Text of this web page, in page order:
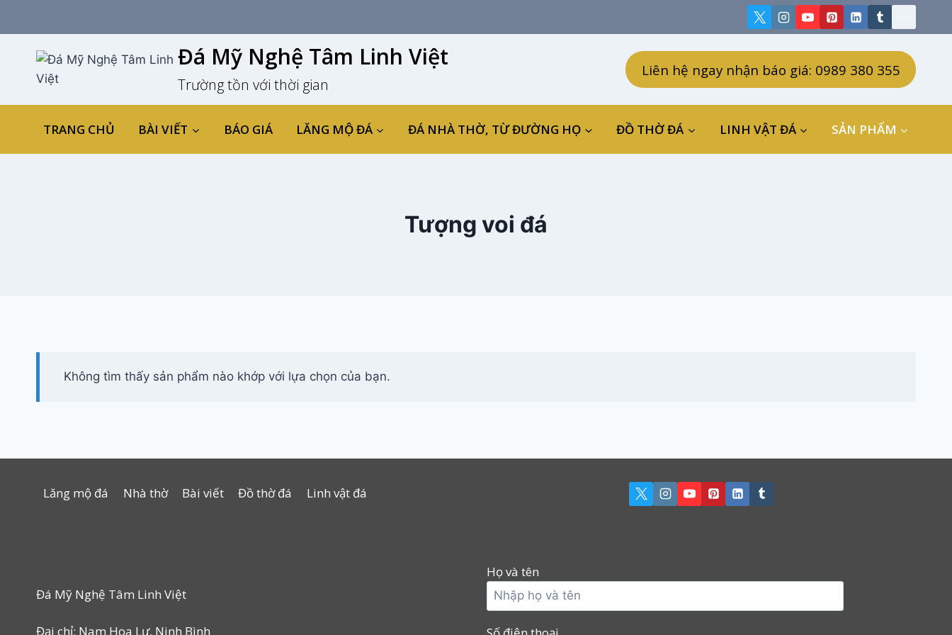
content
Đá Mỹ Nghệ Tâm Linh Việt
Trường tồn với thời gian
Liên hệ ngay nhận báo giá: 0989 380 355
TRANG CHỦ BÀI VIẾT BÁO GIÁ LĂNG MỘ ĐÁ ĐÁ NHÀ THỜ, TỪ ĐƯỜNG HỌ ĐỒ THỜ ĐÁ LINH VẬT ĐÁ SẢN PHẨM
Tượng voi đá
Không tìm thấy sản phẩm nào khớp với lựa chọn của bạn.
Lăng mộ đá Nhà thờ Bài viết Đồ thờ đá Linh vật đá
Đá Mỹ Nghệ Tâm Linh Việt
Đại chỉ: Nam Hoa Lư, Ninh Bình
Họ và tên